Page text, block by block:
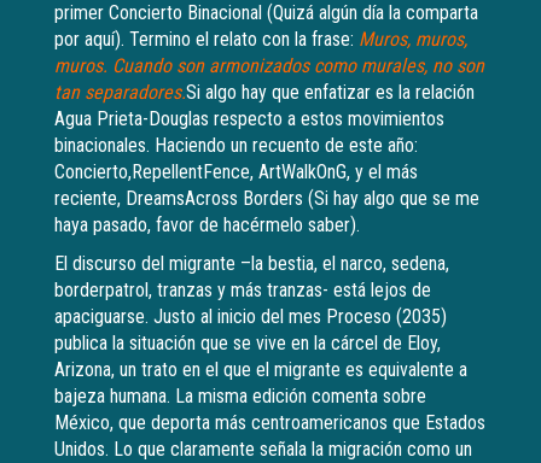
primer Concierto Binacional (Quizá algún día la comparta
por aquí). Termino el relato con la frase: Muros, muros,
muros. Cuando son armonizados como murales, no son
tan separadores.Si algo hay que enfatizar es la relación
Agua Prieta-Douglas respecto a estos movimientos
binacionales. Haciendo un recuento de este año:
Concierto,RepellentFence, ArtWalkOnG, y el más
reciente, DreamsAcross Borders (Si hay algo que se me
haya pasado, favor de hacérmelo saber).
El discurso del migrante –la bestia, el narco, sedena,
borderpatrol, tranzas y más tranzas- está lejos de
apaciguarse. Justo al inicio del mes Proceso (2035)
publica la situación que se vive en la cárcel de Eloy,
Arizona, un trato en el que el migrante es equivalente a
bajeza humana. La misma edición comenta sobre
México, que deporta más centroamericanos que Estados
Unidos. Lo que claramente señala la migración como un